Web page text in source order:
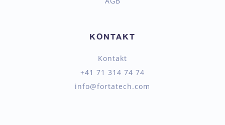
KONTAKT
Kontakt
+41 71 314 74 74
info@fortatech.com